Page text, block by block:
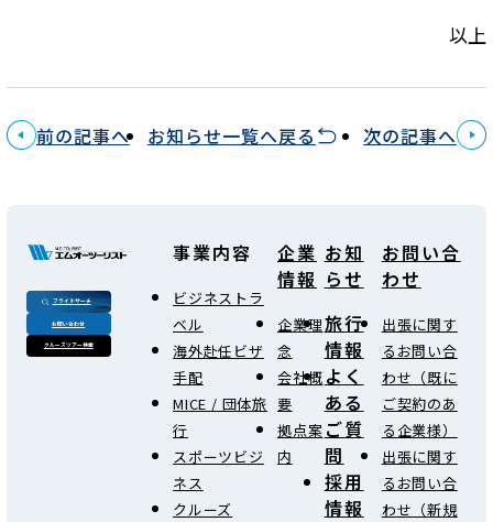
以上
前の記事へ お知らせ一覧へ戻る 次の記事へ
フライトサーチ
お問い合わせ
クルーズツアー検索
事業内容
ビジネストラ
ベル
海外赴任ビザ
手配
MICE / 団体旅
行
スポーツビジ
ネス
クルーズ
企業
情報
企業理
念
会社概
要
拠点案
内
お知
らせ
旅行
情報
よく
ある
ご質
問
採用
情報
お問い合
わせ
出張に関す
るお問い合
わせ（既に
ご契約のあ
る企業様）
出張に関す
るお問い合
わせ（新規